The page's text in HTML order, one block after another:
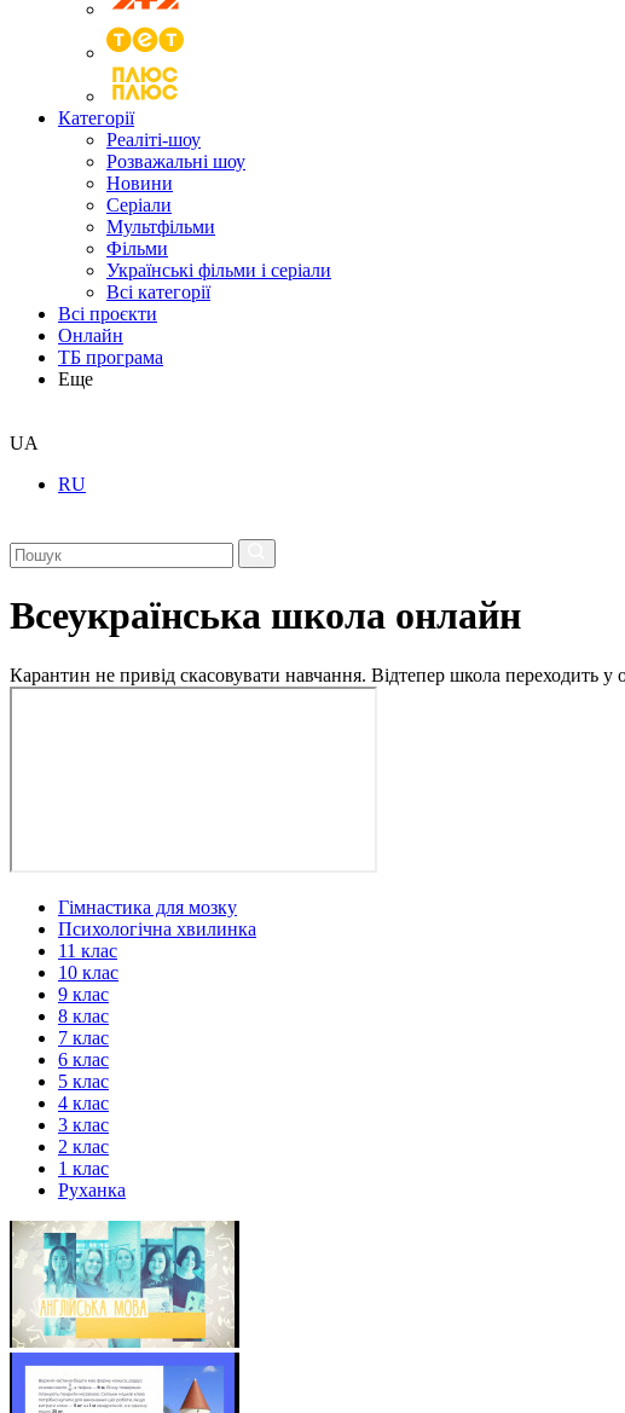
Категорії
Реаліті-шоу
Розважальні шоу
Новини
Серіали
Мультфільми
Фільми
Українські фільми і серіали
Всі категорії
Всі проєкти
Онлайн
ТБ програма
Еще
UA
RU
Всеукраїнська школа онлайн
Карантин не привід скасовувати навчання. Відтепер школа переходить у
Гімнастика для мозку
Психологічна хвилинка
11 клас
10 клас
9 клас
8 клас
7 клас
6 клас
5 клас
4 клас
3 клас
2 клас
1 клас
Руханка